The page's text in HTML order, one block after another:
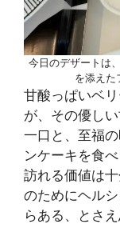
今日のデザートは
を添えた
甘酸っぱいベ
が、その優し
一口と、至福
ンケーキを食
訪れる価値は
のためにヘル
らある、とさ